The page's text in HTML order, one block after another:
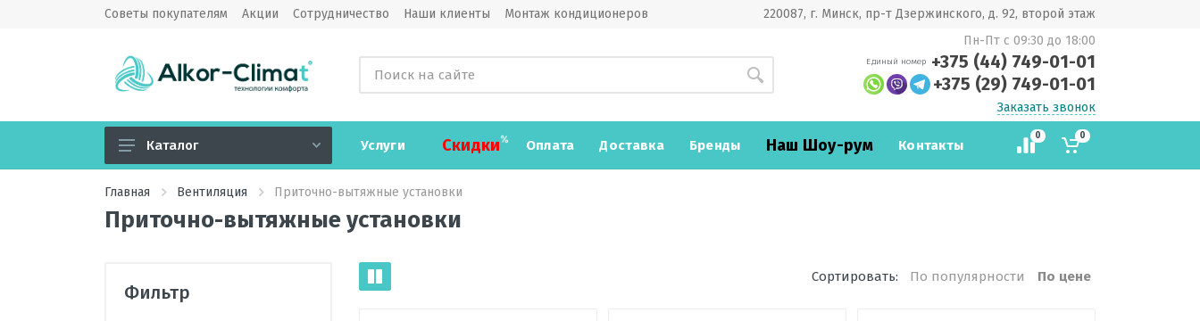
Советы покупателям Акции Сотрудничество Наши клиенты Монтаж кондиционеров
220087, г. Минск, пр-т Дзержинского, д. 92, второй этаж
Пн-Пт с 09:30 до 18:00
Единый номер +375 (44) 749-01-01
+375 (29) 749-01-01
Заказать звонок
Кондиционеры
Вентиляция
Каталог Услуги Скидки Оплата Доставка Бренды Наш Шоу-рум Контакты
0 0
Главная Вентиляция Приточно-вытяжные установки
Приточно-вытяжные установки
Фильтр
Сортировать: По популярности По цене